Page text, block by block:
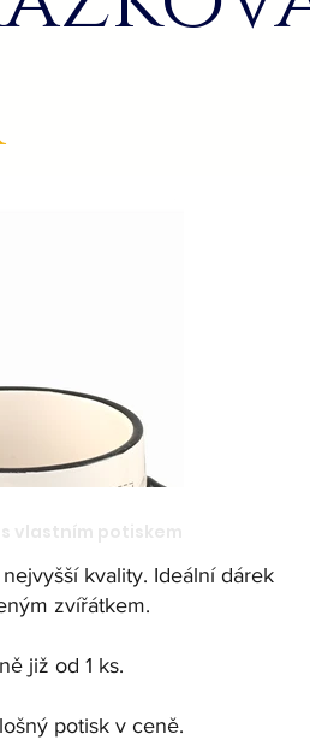
kvality. Ideální dárek
zvířátkem.
již od 1 ks.
potisk v ceně.